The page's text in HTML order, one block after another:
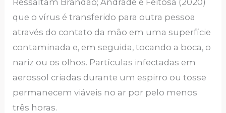
que o vírus é transferido para outra pessoa
através do contato da mão em uma superfície
contaminada e, em seguida, tocando a boca, o
nariz ou os olhos. Partículas infectadas em
aerossol criadas durante um espirro ou tosse
permanecem viáveis no ar por pelo menos
três horas.